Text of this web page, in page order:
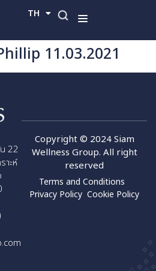
TH
EN
11.03.2021
22
าะห์
Copyright © 2024 Siam
Wellness Group. All right
reserved
Terms and Conditions
Privacy Policy Cookie Policy